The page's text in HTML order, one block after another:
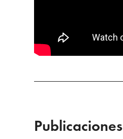
Publicaciones